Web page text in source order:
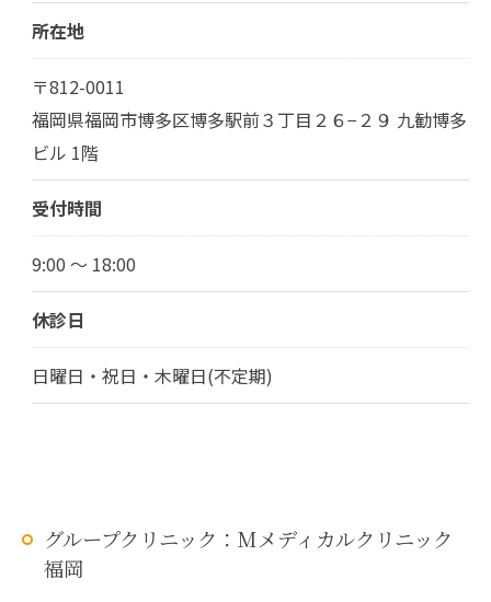
所在地
〒812-0011
福岡県福岡市博多区博多駅前３丁目２６−２９ 九勧博多
ビル 1階
受付時間
9:00 ～ 18:00
休診日
日曜日・祝日・木曜日(不定期)
グループクリニック：Mメディカルクリニック
福岡